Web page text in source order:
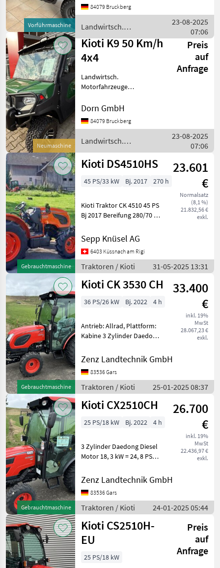
Vorführmaschine
84079 Bruckberg
Landwirtsch.
Motorfahrzeuge / Kioti
23-08-2025
07:06
Neumaschine
Kioti K9 50 Km/h
4x4
Preis
auf
Anfrage
Landwirtsch.
Motorfahrzeuge
Dorn GmbH
84079 Bruckberg
Landwirtsch.
Motorfahrzeuge / Kioti
23-08-2025
07:06
Gebrauchtmaschine
Kioti DS4510HS
23.601
€
Normalsatz
(8,1 %)
21.832,56 €
exkl.
45 PS/33 kW Bj. 2017 270 h
Kioti Traktor CK 4510 45 PS
Bj 2017 Bereifung 280/70 R
hinten Schaltgetriebe 16-16
mit Wendeschaltung am
Lenkrad Bremsen im Oe
Sepp Knüsel AG
6403 Küssnach am Rigi
Traktoren / Kioti 31-05-2025 13:31
Gebrauchtmaschine
Kioti CK 3530 CH
33.400
€
inkl. 19%
MwSt
28.067,23 €
exkl.
36 PS/26 kW Bj. 2022 4 h
Antrieb: Allrad, Plattform:
Kabine 3 Zylinder Daedong
PS Abgasstufe 5 Kioti
Garantie: 5 Jahre (oder
3000 h) auf den
Antriebsstrang 2 Jahre
Zenz Landtechnik GmbH
83536 Gars
Traktoren / Kioti 25-01-2025 08:37
Gebrauchtmaschine
Kioti CX2510CH
26.700
€
inkl. 19%
MwSt
22.436,97 €
exkl.
25 PS/18 kW Bj. 2022 4 h
3 Zylinder Daedong Diesel
Motor 18, 3 kW = 24, 8 PS
5 Jahre (oder 3000 h) auf
den Antriebsstrang 2 Jahre
auf die Gesamtmaschine
HST Getr
Zenz Landtechnik GmbH
83536 Gars
Traktoren / Kioti 24-01-2025 05:44
Kioti CS2510H-
EU
Preis
auf
Anfrage
25 PS/18 kW